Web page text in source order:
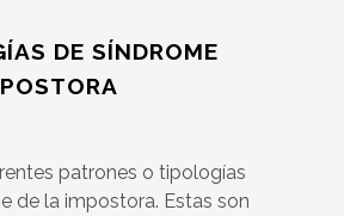
DE SÍNDROME
patrones o tipologías
de la impostora. Estas son